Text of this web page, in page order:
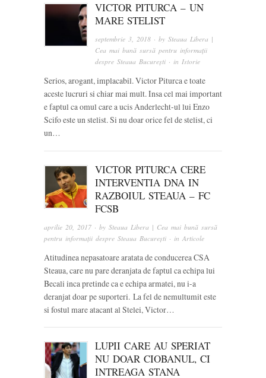
VICTOR PITURCA – UN
MARE STELIST
septembrie 3, 2018 · bySteaua Libera |
Cea mai bună sursă pentru informații
despre Steaua București · inIstorie
Serios, arogant, implacabil. Victor Piturca e toate
aceste lucruri si chiar mai mult. Insa cel mai important
e faptul ca omul care a ucis Anderlecht-ul lui Enzo
Scifo este un stelist. Si nu doar orice fel de stelist, ci
un…
VICTOR PITURCA CERE
INTERVENTIA DNA IN
RAZBOIUL STEAUA – FC
FCSB
aprilie 20, 2017 · by Steaua Libera | Cea mai bună sursă
pentru informații despre Steaua București · in Articole
Atitudinea nepasatoare aratata de conducerea CSA
Steaua, care nu pare deranjata de faptul ca echipa lui
Becali inca pretinde ca e echipa armatei, nu i-a
deranjat doar pe suporteri. La fel de nemultumit este
si fostul mare atacant al Stelei, Victor…
LUPII CARE AU SPERIAT
NU DOAR CIOBANUL, CI
INTREAGA STANA